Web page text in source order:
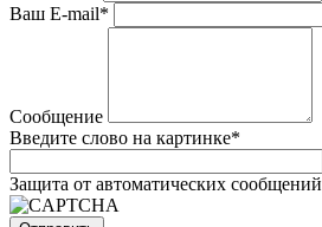
Ваш E-mail*
Сообщение
Введите слово на картинке*
Защита от автоматических сообщений